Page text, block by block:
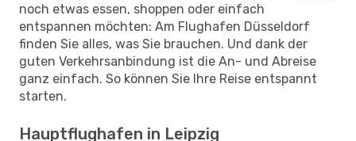
noch etwas essen, shoppen oder einfach
entspannen möchten: Am Flughafen Düsseldorf
finden Sie alles, was Sie brauchen. Und dank der
guten Verkehrsanbindung ist die An- und Abreise
ganz einfach. So können Sie Ihre Reise entspannt
starten.
Hauptflughafen in Leipzig